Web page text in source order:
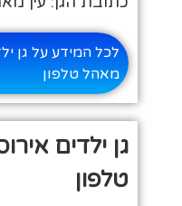
מאהל טלפון
גן ילדים
טלפון